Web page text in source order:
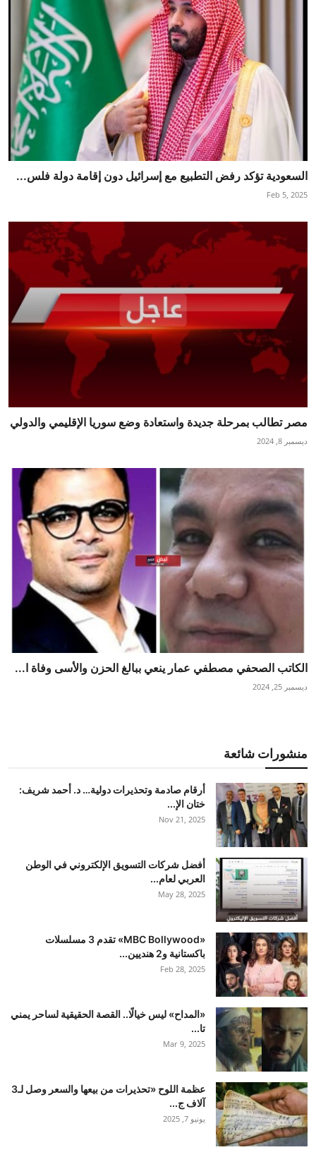
السعودية تؤكد رفض التطبيع مع إسرائيل دون إقامة دولة فلس...
Feb 5, 2025
مصر تطالب بمرحلة جديدة واستعادة وضع سوريا الإقليمي والدولي
ديسمبر 8, 2024
الكاتب الصحفي مصطفي عمار ينعي ببالغ الحزن والأسى وفاة ا...
ديسمبر 25, 2024
منشورات شائعة
أرقام صادمة وتحذيرات دولية… د. أحمد شريف:
ختان الإ...
Nov 21, 2025
أفضل شركات التسويق الإلكتروني في الوطن
العربي لعام...
May 28, 2025
«MBC Bollywood» تقدم 3 مسلسلات
باكستانية و2 هنديين...
Feb 28, 2025
«المداح» ليس خيالًا.. القصة الحقيقية لساحر يمني
تا...
Mar 9, 2025
عظمة اللوح «تحذيرات من بيعها والسعر وصل لـ3
آلاف ج...
يونيو 7, 2025